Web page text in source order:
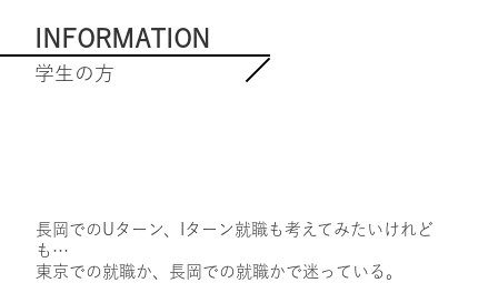
INFORMATION
学生の方
長岡でのUターン、Iターン就職も考えてみたいけれど
も…
東京での就職か、長岡での就職かで迷っている。